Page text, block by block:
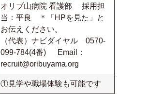
オリブ山病院 看護部 採用担
当：平良 ＊「HPを見た」と
お伝えください。
（代表）ナビダイヤル 0570-
099-784(4番) Email：
recruit@oribuyama.org
①見学や職場体験も可能です